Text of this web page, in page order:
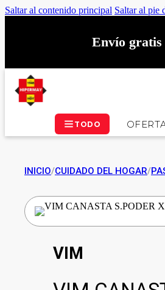
Saltar al contenido principal Saltar al pie
Envío gratis
TODO
INICIO/CUIDADO DEL HOGAR/
VIM